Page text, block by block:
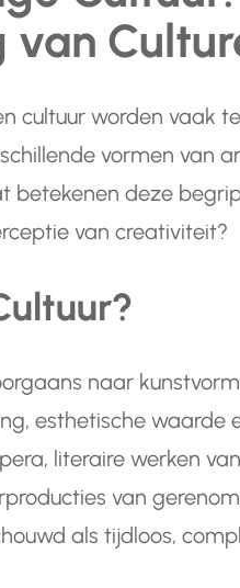
van
cultuur worden vaak
vormen van
betekenen deze
van creativiteit?
naar
esthetische waarde
literaire werken
van
als tijdloos,